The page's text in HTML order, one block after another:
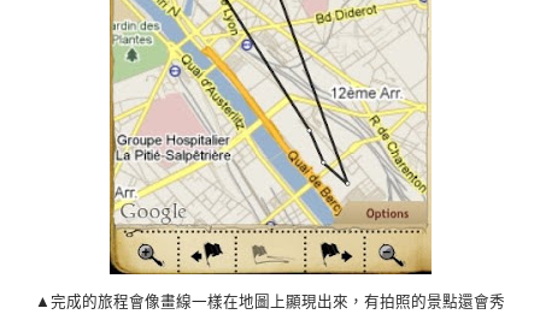
▲完成的旅程會像畫線一樣在地圖上顯現出來，有拍照的景點還會秀